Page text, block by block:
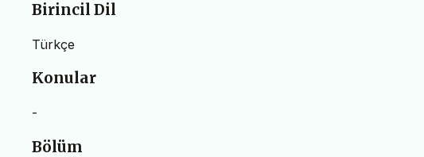
Birincil Dil
Türkçe
Konular
-
Bölüm